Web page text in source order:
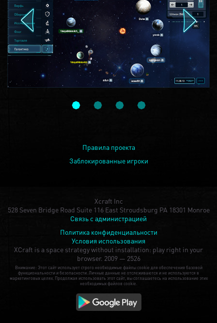
Правила проекта
Заблокированные игроки
Xcraft Inc
528 Seven Bridge Road Suite 116 East Stroudsburg PA 18301 Monroe
Связь с администрацией
Политика конфиденциальности
Условия использования
XCraft is a space strategy without installation: play right in your
browser. 2009 — 2526
Внимание: Этот сайт использует строго необходимые файлы cookie для обеспечения базовой
функциональности и безопасности. Личные данные не отслеживаются и не используются в
маркетинговых целях. Продолжая использовать этот сайт, вы соглашаетесь на использование этих
необходимых файлов cookie.